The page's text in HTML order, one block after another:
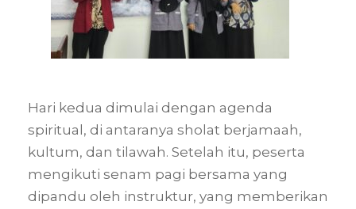
Hari kedua dimulai dengan agenda
spiritual, di antaranya sholat berjamaah,
kultum, dan tilawah. Setelah itu, peserta
mengikuti senam pagi bersama yang
dipandu oleh instruktur, yang memberikan